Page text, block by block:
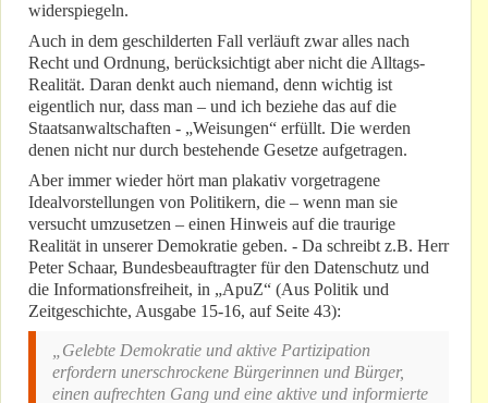
widerspiegeln.
Auch in dem geschilderten Fall verläuft zwar alles nach
Recht und Ordnung, berücksichtigt aber nicht die Alltags-
Realität. Daran denkt auch niemand, denn wichtig ist
eigentlich nur, dass man – und ich beziehe das auf die
Staatsanwaltschaften - „Weisungen“ erfüllt. Die werden
denen nicht nur durch bestehende Gesetze aufgetragen.
Aber immer wieder hört man plakativ vorgetragene
Idealvorstellungen von Politikern, die – wenn man sie
versucht umzusetzen – einen Hinweis auf die traurige
Realität in unserer Demokratie geben. - Da schreibt z.B. Herr
Peter Schaar, Bundesbeauftragter für den Datenschutz und
die Informationsfreiheit, in „ApuZ“ (Aus Politik und
Zeitgeschichte, Ausgabe 15-16, auf Seite 43):
„Gelebte Demokratie und aktive Partizipation
erfordern unerschrockene Bürgerinnen und Bürger,
einen aufrechten Gang und eine aktive und informierte